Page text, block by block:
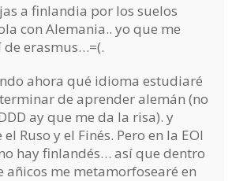
a finlandia por los suelos
con Alemania.. yo que me
erasmus…=(.
ahora qué idioma estudiaré
de aprender alemán (no
ay que me da la risa). y
Ruso y el Finés. Pero en la EOI
hay finlandés… así que dentro
añicos me metamorfosearé en